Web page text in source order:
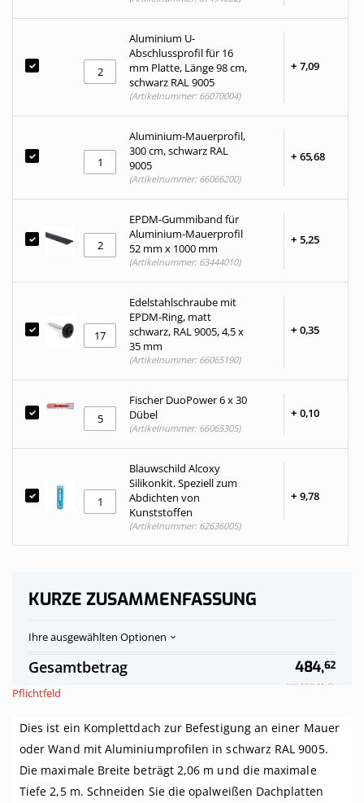
Aluminium U-
Abschlussprofil für 16
mm Platte, Länge 98 cm,
schwarz RAL 9005
+ 7,09
(Artikelnummer: 66070004)
Aluminium-Mauerprofil,
300 cm, schwarz RAL
9005
+ 65,68
(Artikelnummer: 66066200)
EPDM-Gummiband für
Aluminium-Mauerprofil
52 mm x 1000 mm
+ 5,25
(Artikelnummer: 63444010)
Edelstahlschraube mit
EPDM-Ring, matt
schwarz, RAL 9005, 4,5 x
35 mm
+ 0,35
(Artikelnummer: 66065190)
Fischer DuoPower 6 x 30
Dübel
+ 0,10
(Artikelnummer: 66065305)
Blauwschild Alcoxy
Silikonkit. Speziell zum
Abdichten von
Kunststoffen
+ 9,78
(Artikelnummer: 62636005)
Pflichtfeld
KURZE ZUSAMMENFASSUNG
Ihre ausgewählten Optionen
Polycarbonat-
Stegplattendach
opalweiß
komplett,
Mauer,
Breite
2,06 m
x
Auf
Vorrat
Gesamtbetrag 484,62
Inkl. 19 % MwSt.
Dies ist ein Komplettdach zur Befestigung an einer Mauer
oder Wand mit Aluminiumprofilen in schwarz RAL 9005.
Die maximale Breite beträgt 2,06 m und die maximale
Tiefe 2,5 m. Schneiden Sie die opalweißen Dachplatten